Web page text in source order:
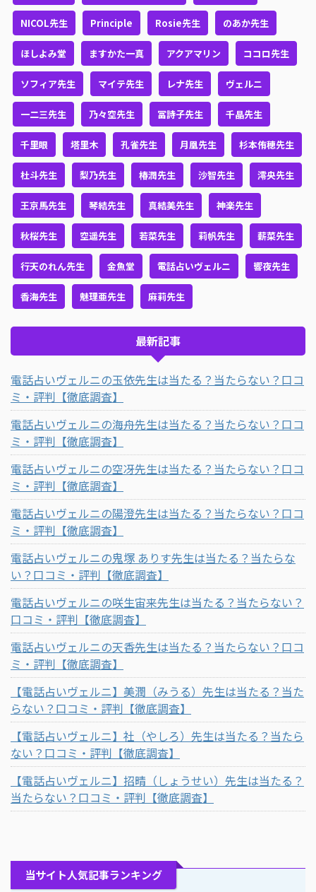
NICOL先生 Principle Rosie先生 のあか先生
ほしよみ堂 ますかた一真 アクアマリン ココロ先生
ソフィア先生 マイテ先生 レナ先生 ヴェルニ
一二三先生 乃々空先生 冨詩子先生 千晶先生
千里眼 塔里木 孔雀先生 月凰先生 杉本侑穂先生
杜斗先生 梨乃先生 椿潤先生 沙智先生 澪央先生
王京馬先生 琴結先生 真結美先生 神楽先生
秋桜先生 空遥先生 若菜先生 莉帆先生 薪菜先生
行天のれん先生 金魚堂 電話占いヴェルニ 響夜先生
香海先生 魅理亜先生 麻莉先生
最新記事
電話占いヴェルニの玉依先生は当たる？当たらない？口コ
ミ・評判【徹底調査】
電話占いヴェルニの海舟先生は当たる？当たらない？口コ
ミ・評判【徹底調査】
電話占いヴェルニの空冴先生は当たる？当たらない？口コ
ミ・評判【徹底調査】
電話占いヴェルニの陽澄先生は当たる？当たらない？口コ
ミ・評判【徹底調査】
電話占いヴェルニの鬼塚 ありす先生は当たる？当たらな
い？口コミ・評判【徹底調査】
電話占いヴェルニの咲生宙来先生は当たる？当たらない？
口コミ・評判【徹底調査】
電話占いヴェルニの天香先生は当たる？当たらない？口コ
ミ・評判【徹底調査】
【電話占いヴェルニ】美潤（みうる）先生は当たる？当た
らない？口コミ・評判【徹底調査】
【電話占いヴェルニ】社（やしろ）先生は当たる？当たら
ない？口コミ・評判【徹底調査】
【電話占いヴェルニ】招晴（しょうせい）先生は当たる？
当たらない？口コミ・評判【徹底調査】
当サイト人気記事ランキング